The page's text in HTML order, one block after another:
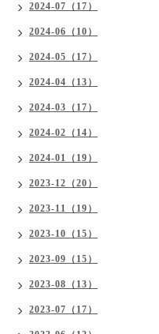
2024-07（17）
2024-06（10）
2024-05（17）
2024-04（13）
2024-03（17）
2024-02（14）
2024-01（19）
2023-12（20）
2023-11（19）
2023-10（15）
2023-09（15）
2023-08（13）
2023-07（17）